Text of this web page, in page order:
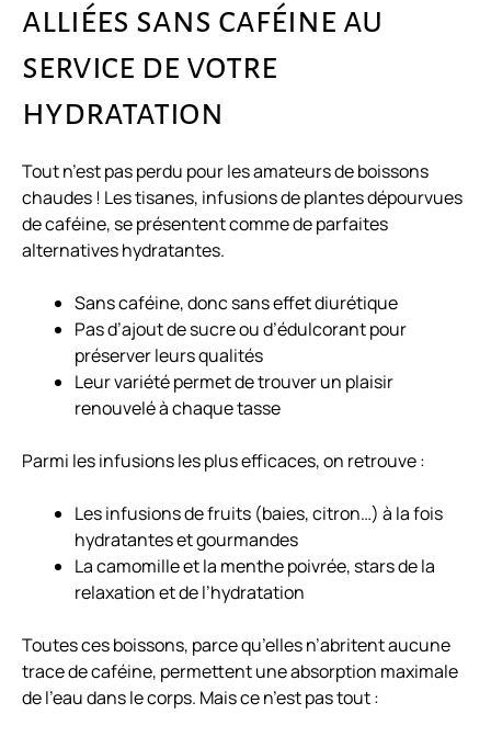
alliées sans caféine au
service de votre
hydratation
Tout n’est pas perdu pour les amateurs de boissons
chaudes ! Les tisanes, infusions de plantes dépourvues
de caféine, se présentent comme de parfaites
alternatives hydratantes.
Sans caféine, donc sans effet diurétique
Pas d’ajout de sucre ou d’édulcorant pour
préserver leurs qualités
Leur variété permet de trouver un plaisir
renouvelé à chaque tasse
Parmi les infusions les plus efficaces, on retrouve :
Les infusions de fruits (baies, citron…) à la fois
hydratantes et gourmandes
La camomille et la menthe poivrée, stars de la
relaxation et de l’hydratation
Toutes ces boissons, parce qu’elles n’abritent aucune
trace de caféine, permettent une absorption maximale
de l’eau dans le corps. Mais ce n’est pas tout :